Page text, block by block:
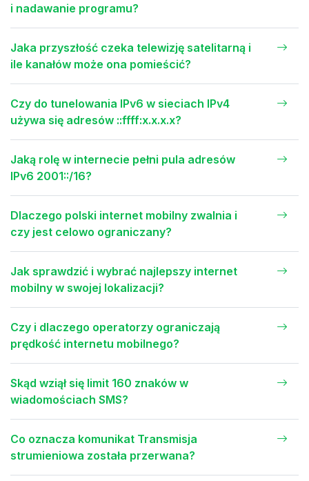
i nadawanie programu?
Jaka przyszłość czeka telewizję satelitarną i
ile kanałów może ona pomieścić?
Czy do tunelowania IPv6 w sieciach IPv4
używa się adresów ::ffff:x.x.x.x?
Jaką rolę w internecie pełni pula adresów
IPv6 2001::/16?
Dlaczego polski internet mobilny zwalnia i
czy jest celowo ograniczany?
Jak sprawdzić i wybrać najlepszy internet
mobilny w swojej lokalizacji?
Czy i dlaczego operatorzy ograniczają
prędkość internetu mobilnego?
Skąd wziął się limit 160 znaków w
wiadomościach SMS?
Co oznacza komunikat Transmisja
strumieniowa została przerwana?